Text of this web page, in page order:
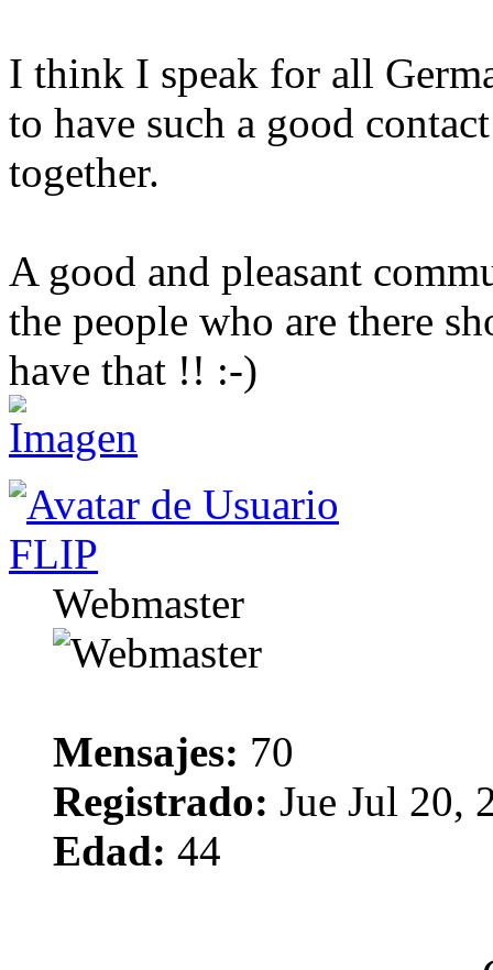
I think I speak for all
to have such a good
together.
A good and pleasant
the people who are there
have that !! :-)
FLIP
Webmaster
Mensajes: 70
Registrado: Jue Jul 20,
Edad: 44